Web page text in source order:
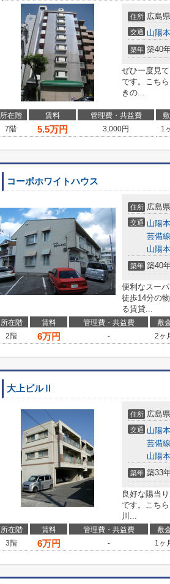
住所 広島県
交通 山陽
築年 築40
ぜひ一度見
です。こち
きの...
所在階 賃料 管理費・共益費
7階
5.5万円 3,000円 1
コーポホワイトハウス
住所 広島県
交通 山陽
芸備線
山陽
築年 築40
便利なスー
徒歩14分の
る賃貸...
所在階 賃料 管理費・共益費 敷
2階
6万円 - 2ヶ
大上ビルⅡ
住所 広島県
交通 山陽
芸備線
山陽
築年 築33
良好な陽当
です。こち
川...
所在階 賃料 管理費・共益費 敷
3階
6万円 - 1ヶ